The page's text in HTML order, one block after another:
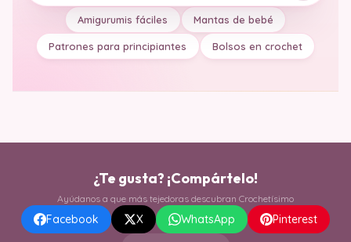
Amigurumis fáciles Mantas de bebé
Patrones para principiantes Bolsos en crochet
¿Te gusta? ¡Compártelo!
Ayúdanos a que más tejedoras descubran Crochetísimo
Facebook X WhatsApp
Pinterest